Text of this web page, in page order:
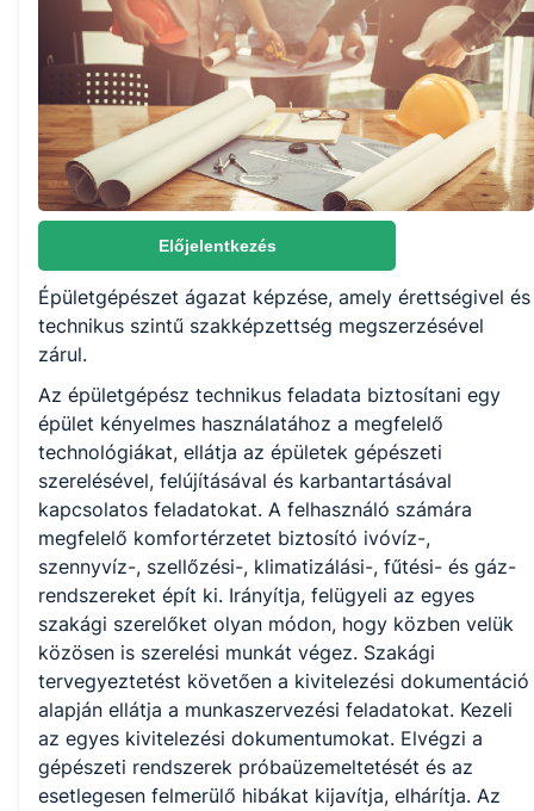
Képzés időtartama
5 év
Választható szakmairányok:
Nem válaszható
KKK/PTT
KKK letöltése (pdf)
Okleveles technikusképzés
Nem
Előjelentkezés
Épületgépészet ágazat képzése, amely érettségivel és
technikus szintű szakképzettség megszerzésével
zárul.
Az épületgépész technikus feladata biztosítani egy
épület kényelmes használatához a megfelelő
technológiákat, ellátja az épületek gépészeti
szerelésével, felújításával és karbantartásával
kapcsolatos feladatokat. A felhasználó számára
megfelelő komfortérzetet biztosító ivóvíz-,
szennyvíz-, szellőzési-, klimatizálási-, fűtési- és gáz-
rendszereket épít ki. Irányítja, felügyeli az egyes
szakági szerelőket olyan módon, hogy közben velük
közösen is szerelési munkát végez. Szakági
tervegyeztetést követően a kivitelezési dokumentáció
alapján ellátja a munkaszervezési feladatokat. Kezeli
az egyes kivitelezési dokumentumokat. Elvégzi a
gépészeti rendszerek próbaüzemeltetését és az
esetlegesen felmerülő hibákat kijavítja, elhárítja. Az